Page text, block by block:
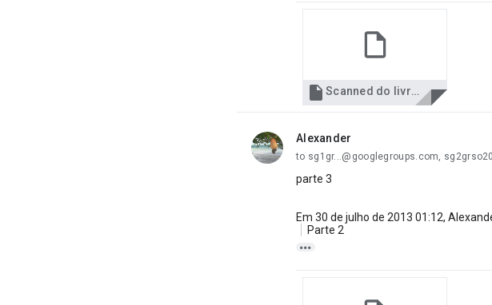
 Scanned do livro Redes de Computadores e Comunicação de Dados 1-9.pdf
Alexander
unread,
to sg1gr...@googlegroups.com,
parte 3
Em 30 de julho de 2013 01:12,
Parte 2
